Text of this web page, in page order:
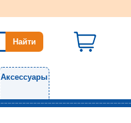
Аксессуары